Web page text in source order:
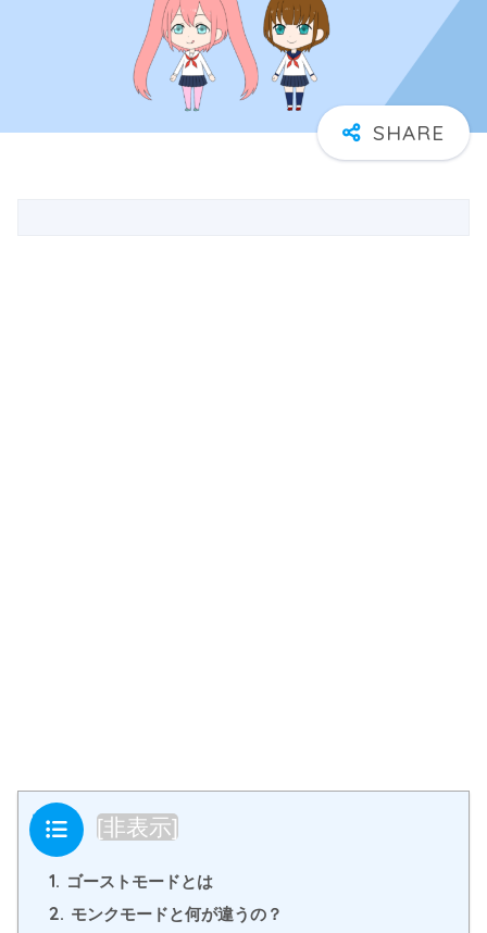
目次 [非表示]
1. ゴーストモードとは
2. モンクモードと何が違うの？